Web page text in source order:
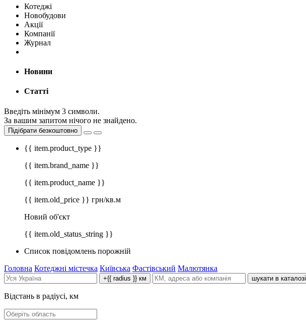
Котеджі
Новобудови
Акції
Компанії
Журнал
Новини
Статті
Введіть мінімум 3 символи.
За вашим запитом нічого не знайдено.
Підібрати безкоштовно
{{ item.product_type }}
{{ item.brand_name }}
{{ item.product_name }}
{{ item.old_price }} грн/кв.м
Новий об'єкт
{{ item.old_status_string }}
Список повідомлень порожній
Головна Котеджні містечка Київська Фастівський Малютянка
+{{ radius }} км шукати в каталозі
Відстань в радіусі, км